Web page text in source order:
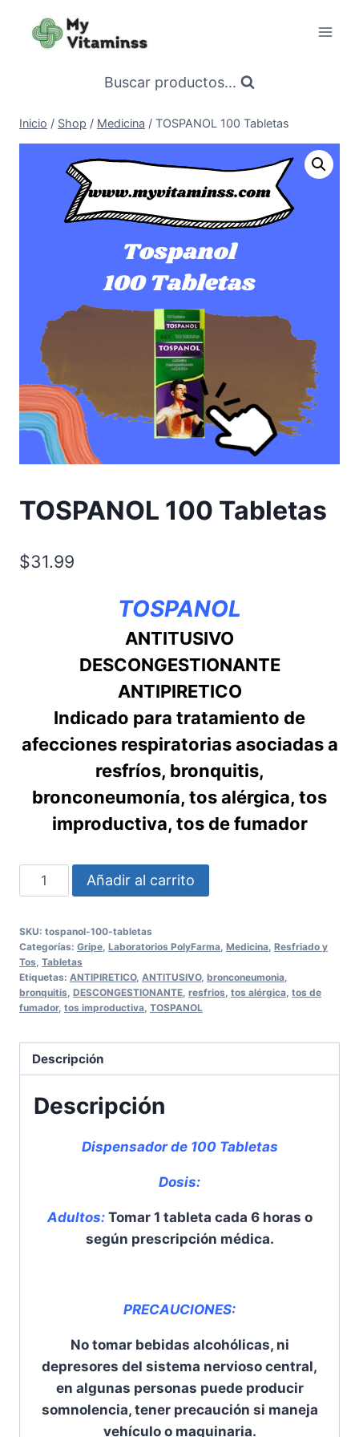
contenido
Buscar productos...
Inicio / Shop / Medicina / TOSPANOL 100 Tabletas
TOSPANOL 100 Tabletas
$31.99
TOSPANOL
ANTITUSIVO
DESCONGESTIONANTE
ANTIPIRETICO
Indicado para tratamiento de
afecciones respiratorias asociadas a
resfríos, bronquitis,
bronconeumonía, tos alérgica, tos
improductiva, tos de fumador
TOSPANOL
100
cantidad
Añadir al carrito
SKU: tospanol-100-tabletas
Categorías: Gripe Laboratorios PolyFarma Medicina Resfriado y
Tos Tabletas
Etiquetas: ANTIPIRETICO, ANTITUSIVO, bronconeumonia
bronquitis DESCONGESTIONANTE resfrios tos alérgica tos de
fumador, tos improductiva TOSPANOL
Descripción
Descripción
Dispensador de 100 Tabletas
Dosis:
Adultos:Tomar 1 tableta cada 6 horas o
según prescripción médica.
PRECAUCIONES:
No tomar bebidas alcohólicas, ni
depresores del sistema nervioso central,
en algunas personas puede producir
somnolencia, tener precaución si maneja
vehículo o maquinaria.